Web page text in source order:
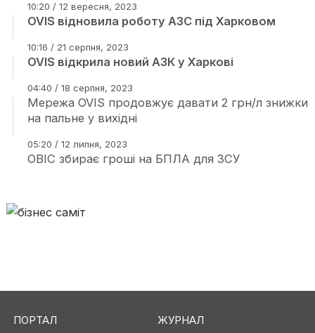
10:20 / 12 вересня, 2023
OVIS відновила роботу АЗС під Харковом
10:16 / 21 серпня, 2023
OVIS відкрила новий АЗК у Харкові
04:40 / 18 серпня, 2023
Мережа OVIS продовжує давати 2 грн/л знижки
на пальне у вихідні
05:20 / 12 липня, 2023
ОВІС збирає гроші на БПЛА для ЗСУ
ПОРТАЛ ЖУРНАЛ